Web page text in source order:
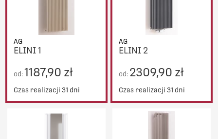
AG
ELINI 1
od:1187,90 zł
Czas realizacji 31 dni
AG
ELINI 2
od: 2309,90 zł
Czas realizacji 31 dni